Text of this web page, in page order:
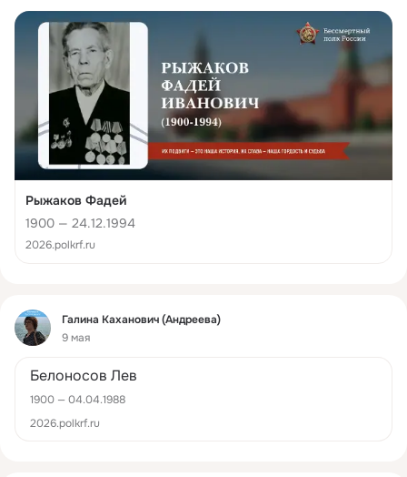
Рыжаков Фадей
1900 — 24.12.1994
2026.polkrf.ru
Фид
Галина Каханович (Андреева)
9 мая
Белоносов Лев
1900 — 04.04.1988
2026.polkrf.ru